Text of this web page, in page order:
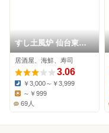
すし土風炉 仙台東口
店
居酒屋、海鮮、寿司
3.06
Dinner:
￥3,000～￥3,999
Lunch:
～￥999
69人